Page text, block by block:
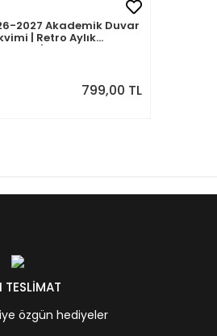
2027 Akademik Duvar
| Retro Aylık
| Ağustos 2026 -
799,00 TL
TESLİMAT
özgün hediyeler